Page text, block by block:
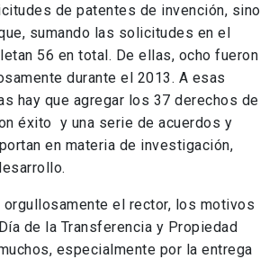
de patentes de invención, sino
sumando las solicitudes en el
56 en total. De ellas, ocho fueron
durante el 2013. A esas
hay que agregar los 37 derechos de
éxito y una serie de acuerdos y
en materia de investigación,
orgullosamente el rector, los motivos
de la Transferencia y Propiedad
especialmente por la entrega